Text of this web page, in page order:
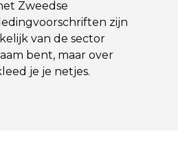
Zweedse
zijn
van de sector
bent, maar over
je je netjes.